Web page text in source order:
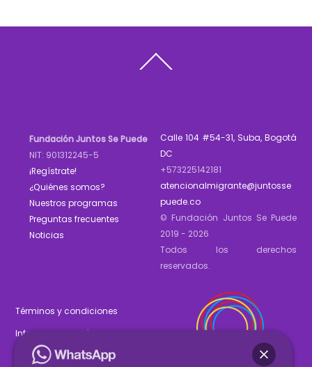
To
Fundación Juntos Se Puede
NIT: 901312245-5
¡Regístrate!
¿Quiénes somos?
Nuestros programas
Preguntas frecuentes
Noticias
Calle 104 #54-31, Suba, Bogotá
DC
+573225142181
atencionalmigrante@juntosse
puede.co
© Fundación Juntos Se Puede
2019 - 2026
Todos los derechos
reservados.
Términos y condiciones
Informe de gestión 2025
Estados financieros 2025